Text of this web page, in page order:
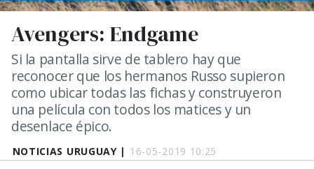
NOTICIAS URUGUAY | 16-05-2019 10:25
Avengers: Endgame
Si la pantalla sirve de tablero hay que
reconocer que los hermanos Russo supieron
como ubicar todas las fichas y construyeron
una película con todos los matices y un
desenlace épico.